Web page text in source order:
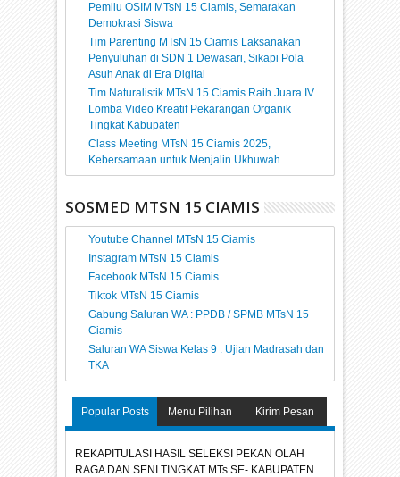
Pemilu OSIM MTsN 15 Ciamis, Semarakan
Demokrasi Siswa
Tim Parenting MTsN 15 Ciamis Laksanakan
Penyuluhan di SDN 1 Dewasari, Sikapi Pola
Asuh Anak di Era Digital
Tim Naturalistik MTsN 15 Ciamis Raih Juara IV
Lomba Video Kreatif Pekarangan Organik
Tingkat Kabupaten
Class Meeting MTsN 15 Ciamis 2025,
Kebersamaan untuk Menjalin Ukhuwah
SOSMED MTSN 15 CIAMIS
Youtube Channel MTsN 15 Ciamis
Instagram MTsN 15 Ciamis
Facebook MTsN 15 Ciamis
Tiktok MTsN 15 Ciamis
Gabung Saluran WA : PPDB / SPMB MTsN 15
Ciamis
Saluran WA Siswa Kelas 9 : Ujian Madrasah dan
TKA
Popular Posts Menu Pilihan Kirim Pesan
REKAPITULASI HASIL SELEKSI PEKAN OLAH
RAGA DAN SENI TINGKAT MTs SE- KABUPATEN